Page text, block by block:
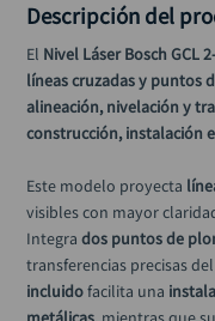
Descripción del
El Nivel Láser Bosch GCL
líneas cruzadas y puntos
alineación, nivelación y
construcción, instalación
Este modelo proyecta
visibles con mayor
Integra dos puntos de
transferencias precisas
incluido facilita una
taladro inalámbrico
alicate